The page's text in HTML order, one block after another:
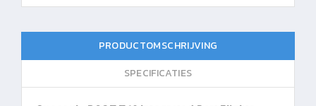
PRODUCTOMSCHRIJVING
SPECIFICATIES